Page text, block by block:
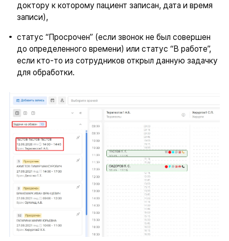
доктору к которому пациент записан, дата и время
записи),
статус “Просрочен” (если звонок не был совершен
до определенного времени) или статус “В работе”,
если кто-то из сотрудников открыл данную задачку
для обработки.